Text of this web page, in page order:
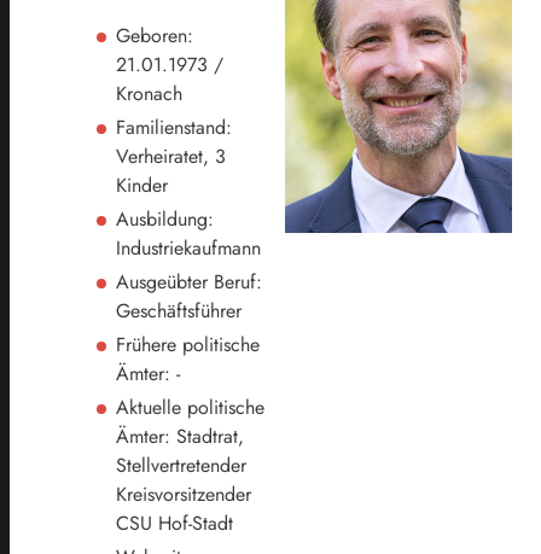
Geboren:
21.01.1973 /
Kronach
Familienstand:
Verheiratet, 3
Kinder
Ausbildung:
Industriekaufmann
Ausgeübter Beruf:
Geschäftsführer
Frühere politische
Ämter: -
Aktuelle politische
Ämter: Stadtrat,
Stellvertretender
Kreisvorsitzender
CSU Hof-Stadt